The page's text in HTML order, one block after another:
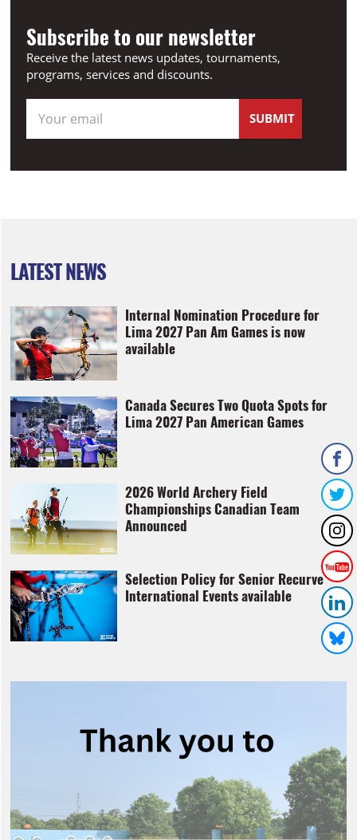
Subscribe to our newsletter
Receive the latest news updates, tournaments,
programs, services and discounts.
LATEST NEWS
Internal Nomination Procedure for
Lima 2027 Pan Am Games is now
available
Canada Secures Two Quota Spots for
Lima 2027 Pan American Games
2026 World Archery Field
Championships Canadian Team
Announced
Selection Policy for Senior Recurve
International Events available